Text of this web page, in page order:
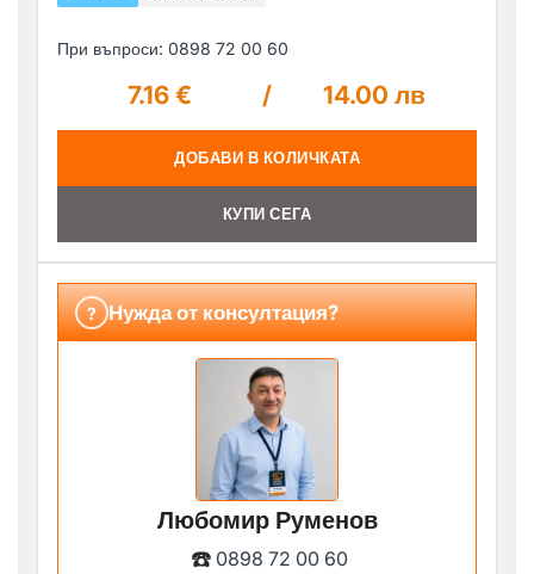
При въпроси: 0898 72 00 60
7.16 € / 14.00 лв
ДОБАВИ В КОЛИЧКАТА
КУПИ СЕГА
? Нужда от консултация?
Любомир Руменов
☎️ 0898 72 00 60